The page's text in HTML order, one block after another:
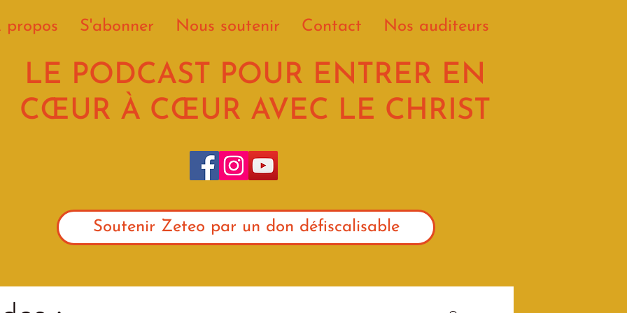
propos S'abonner Nous soutenir Contact Nos auditeurs
LE PODCAST POUR ENTRER EN
CŒUR À CŒUR AVEC LE CHRIST
Soutenir Zeteo par un don défiscalisable